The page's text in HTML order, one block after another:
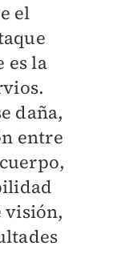
el
es la
daña,
entre
visión,